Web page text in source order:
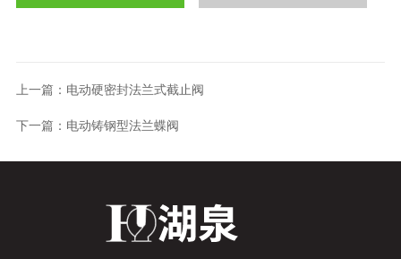
上一篇： 电动硬密封法兰式截止阀
下一篇： 电动铸钢型法兰蝶阀